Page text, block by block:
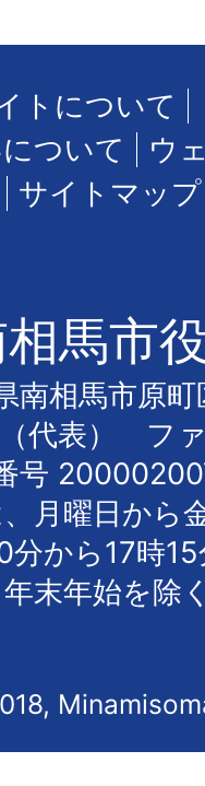
トについて
ついて
ウ
サイトマップ
馬市
相馬市原町
（代表） フ
号
月曜日から
分から17時
末年始を除